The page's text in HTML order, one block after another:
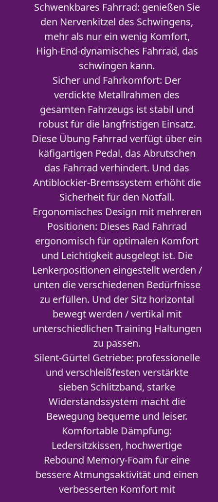
Schwenkbares Fahrrad: genießen Sie
den Nervenkitzel des Schwingens,
mehr als nur ein wenig Komfort,
High-End-dynamisches Fahrrad, das
schwingen kann.
Sicher und Fahrkomfort: Der
verdickte Metallrahmen des
gesamten Fahrzeugs ist stabil und
robust für die langfristigen Einsatz.
Diese Übung Fahrrad verfügt über ein
käfigartigen Pedal, das Abrutschen
das Fahrrad verhindert. Und das
Antiblockier-Bremssystem erhöht die
Sicherheit für den Notfall.
Ergonomisches Design mit mehreren
Positionen: Dieses Rad Fahrrad
ergonomisch für optimalen Komfort
und Leichtigkeit ausgelegt ist. Die
Lenkerpositionen eingestellt werden /
unten die verschiedenen Bedürfnisse
zu erfüllen. Und der Sitz horizontal
bewegt werden / vertikal mit
unterschiedlichen Training Haltungen
zu passen.
Silent-Gürtel Getriebe: professionelle
und verschleißfesten verstärkte
sieben Schlitzband, starke
Widerstandssystem macht die
Bewegung bequeme und leiser.
Komfortable Dämpfung:
Ledersitzkissen, hochwertige
Rebound Memory-Foam für eine
bessere Atmungsaktivität und einen
verbesserten Komfort mit